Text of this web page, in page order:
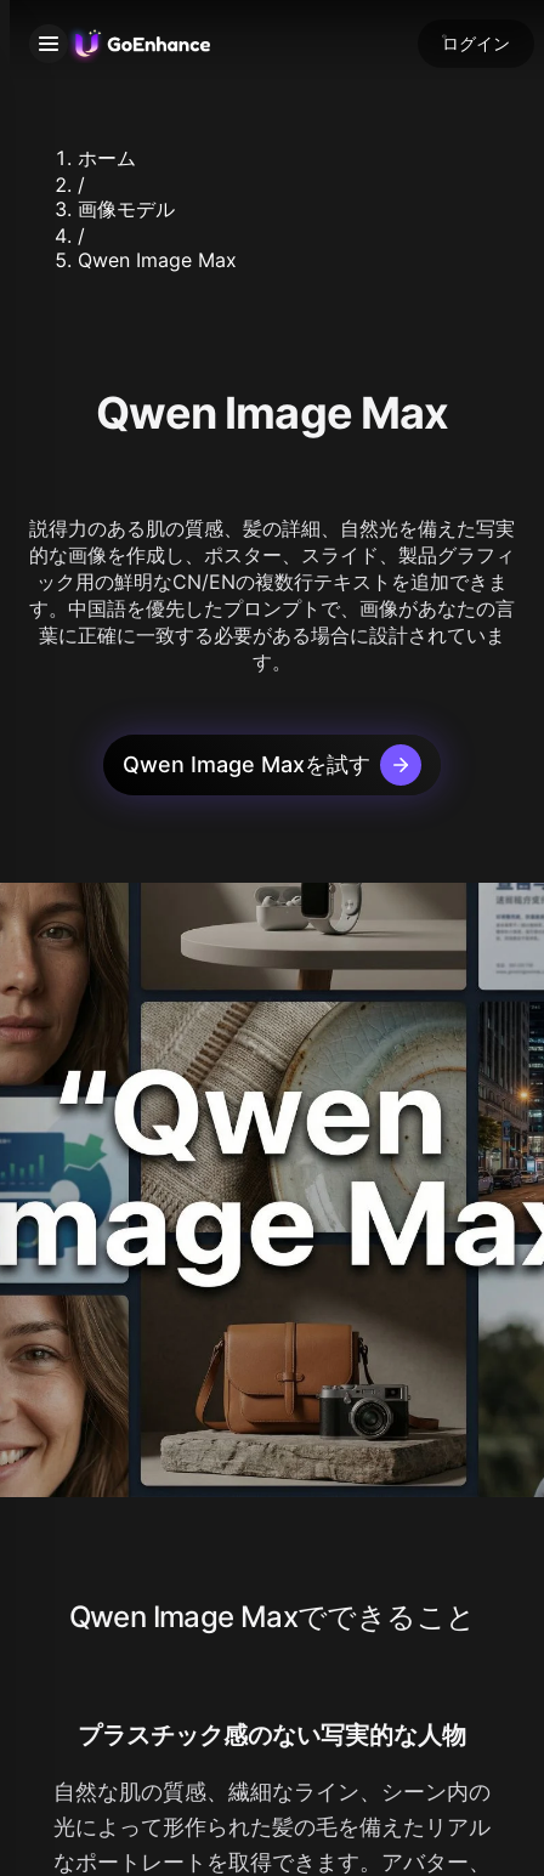
ログイン
ホーム
/
画像モデル
/
Qwen Image Max
Qwen Image Max
説得力のある肌の質感、髪の詳細、自然光を備えた写実
的な画像を作成し、ポスター、スライド、製品グラフィ
ック用の鮮明なCN/ENの複数行テキストを追加できま
す。中国語を優先したプロンプトで、画像があなたの言
葉に正確に一致する必要がある場合に設計されていま
す。
Qwen Image Maxを試す
Qwen Image Maxでできること
プラスチック感のない写実的な人物
自然な肌の質感、繊細なライン、シーン内の
光によって形作られた髪の毛を備えたリアル
なポートレートを取得できます。アバター、